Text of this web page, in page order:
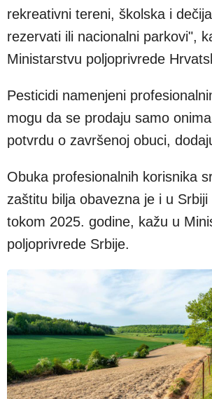
rekreativni tereni, školska i
rezervati ili nacionalni parkovi",
Ministarstvu poljoprivrede
Pesticidi namenjeni
mogu da se prodaju samo
potvrdu o završenoj obuci,
Obuka profesionalnih korisnika
zaštitu bilja obavezna je i u
tokom 2025. godine, kažu u
poljoprivrede Srbije.